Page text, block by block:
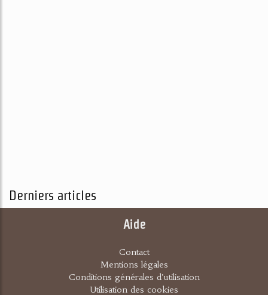
Derniers articles
Aide
Contact
Mentions légales
Conditions générales d'utilisation
Utilisation des cookies